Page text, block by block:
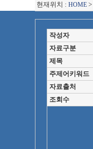
현재위치 : HOME>
작성자
자료구분
제목
주제어키워드
자료출처
조회수